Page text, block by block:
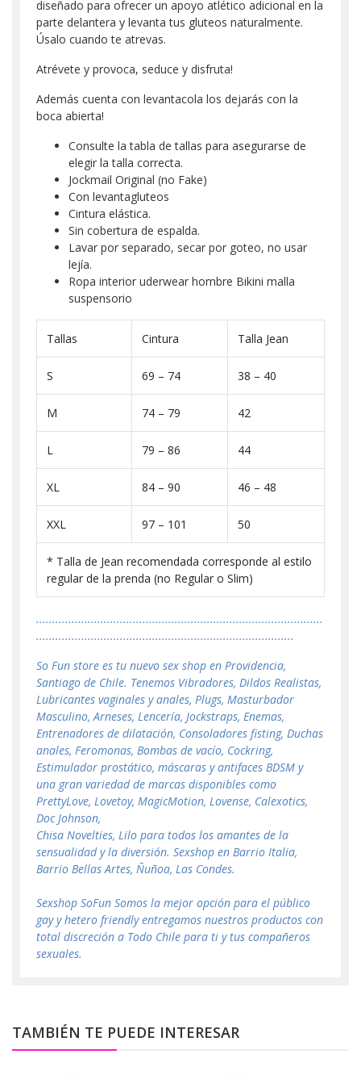
diseñado para ofrecer un apoyo atlético adicional en la
parte delantera y levanta tus gluteos naturalmente.
Úsalo cuando te atrevas.
Atrévete y provoca, seduce y disfruta!
Además cuenta con levantacola los dejarás con la
boca abierta!
Consulte la tabla de tallas para asegurarse de
elegir la talla correcta.
Jockmail Original (no Fake)
Con levantagluteos
Cintura elástica.
Sin cobertura de espalda.
Lavar por separado, secar por goteo, no usar
lejía.
Ropa interior uderwear hombre Bikini malla
suspensorio
Tallas Cintura Talla Jean
S 69 – 74 38 – 40
M 74 – 79 42
L 79 – 86 44
XL 84 – 90 46 – 48
XXL 97 – 101 50
* Talla de Jean recomendada corresponde al estilo
regular de la prenda (no Regular o Slim)
.........................................................................................
................................................................................
So Fun store es tu nuevo sex shop en Providencia,
Santiago de Chile. Tenemos Vibradores, Dildos Realistas,
Lubricantes vaginales y anales, Plugs, Masturbador
Masculino, Arneses, Lencería, Jockstraps, Enemas,
Entrenadores de dilatación, Consoladores fisting, Duchas
anales, Feromonas, Bombas de vacío, Cockring,
Estimulador prostático, máscaras y antifaces BDSM y
una gran variedad de marcas disponibles como
PrettyLove, Lovetoy, MagicMotion, Lovense, Calexotics,
Doc Johnson,
Chisa Novelties, Lilo para todos los amantes de la
sensualidad y la diversión. Sexshop en Barrio Italia,
Barrio Bellas Artes, Ñuñoa, Las Condes.
Sexshop SoFun Somos la mejor opción para el público
gay y hetero friendly entregamos nuestros productos con
total discreción a Todo Chile para ti y tus compañeros
sexuales.
TAMBIÉN TE PUEDE INTERESAR